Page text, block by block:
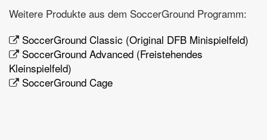
Weitere Produkte aus dem SoccerGround Programm:
SoccerGround Classic (Original DFB Minispielfeld)
SoccerGround Advanced (Freistehendes
Kleinspielfeld)
SoccerGround Cage